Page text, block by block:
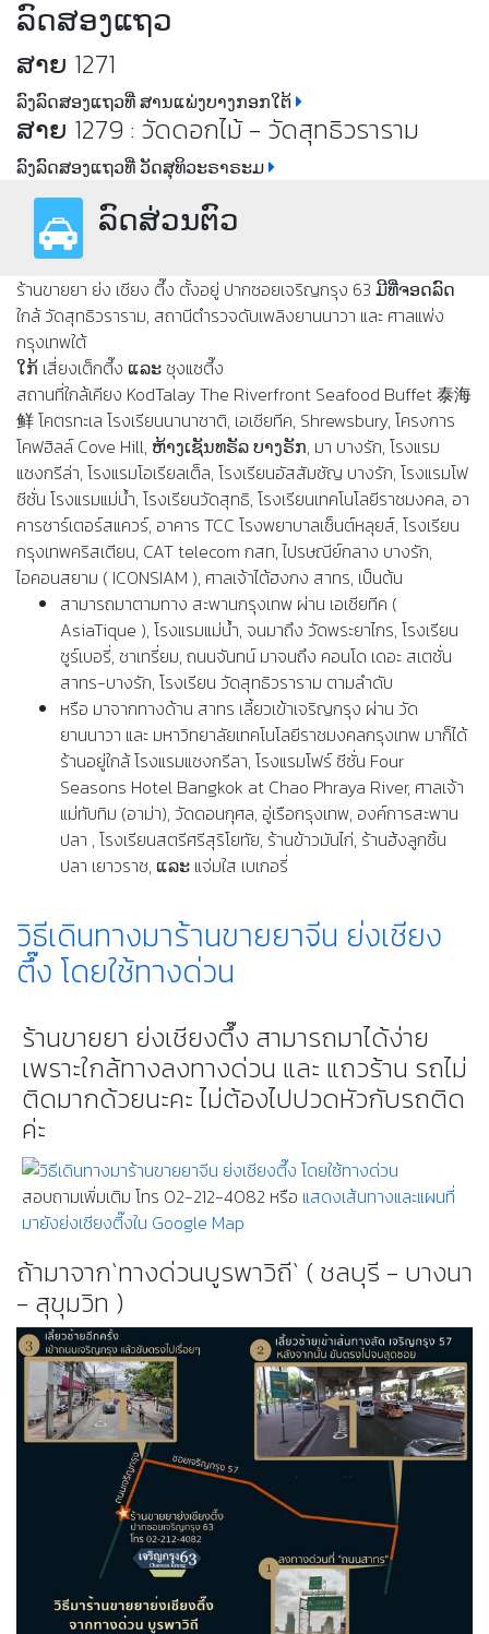
ລົດສອງແຖວ
ສາຍ 1271
ລົງລົດສອງແຖວທີ່ ສານແພ່ງບາງກອກໃຕ້
ສາຍ 1279 : วัดดอกไม้ - วัดสุทธิวราราม
ລົງລົດສອງແຖວທີ່ ວັດສຸທິວະຣາຣະມ
ລົດສ່ວນຕົວ
ร้านขายยา ย่ง เชียง ตึ๊ง ตั้งอยู่ ปากซอยเจริญกรุง 63 ມີທີ່ຈອດລົດ
ใกล้ วัดสุทธิวราราม, สถานีตำรวจดับเพลิงยานนาวา และ ศาลแพ่ง
กรุงเทพใต้
ໃກ້ เสี่ยงเต็กตึ๊ง ແລະ ชุงแซตึ๊ง
สถานที่ใกล้เคียง KodTalay The Riverfront Seafood Buffet 泰海
鲜 โคตรทะเล โรงเรียนนานาชาติ, เอเชียทีค, Shrewsbury, โครงการ
โคฟฮิลล์ Cove Hill, ຫ້າງເຊັນທຣັລ ບາງຣັກ, มา บางรัก, โรงแรม
แชงกรีล่า, โรงแรมโอเรียลเต็ล, โรงเรียนอัสสัมชัญ บางรัก, โรงแรมโฟ
ซีซั่น โรงแรมแม่น้ำ, โรงเรียนวัดสุทธิ, โรงเรียนเทคโนโลยีราชมงคล, อา
คารชาร์เตอร์สแควร์, อาคาร TCC โรงพยาบาลเซ็นต์หลุยส์, โรงเรียน
กรุงเทพคริสเตียน, CAT telecom กสท, ไปรษณีย์กลาง บางรัก,
ไอคอนสยาม ( ICONSIAM ), ศาลเจ้าไต้ฮงกง สาทร, เป็นต้น
สามารถมาตามทาง สะพานกรุงเทพ ผ่าน เอเชียทีค (
AsiaTique ), โรงแรมแม่น้ำ, จนมาถึง วัดพระยาไกร, โรงเรียน
ชูร์เบอรี่, ชาเทรี่ยม, ถนนจันทน์ มาจนถึง คอนโด เดอะ สเตชั่น
สาทร-บางรัก, โรงเรียน วัดสุทธิวราราม ตามลำดับ
หรือ มาจากทางด้าน สาทร เลี้ยวเข้าเจริญกรุง ผ่าน วัด
ยานนาวา และ มหาวิทยาลัยเทคโนโลยีราชมงคลกรุงเทพ มาก็ได้
ร้านอยู่ใกล้ โรงแรมแชงกรีลา, โรงแรมโฟร์ ซีซั่น Four
Seasons Hotel Bangkok at Chao Phraya River, ศาลเจ้า
แม่ทับทิม (อาม่า), วัดดอนกุศล, อู่เรือกรุงเทพ, องค์การสะพาน
ปลา , โรงเรียนสตรีศรีสุริโยทัย, ร้านข้าวมันไก่, ร้านฮ้งลูกชิ้น
ปลา เยาวราช, ແລະ แจ่มใส เบเกอรี่
วิธีเดินทางมาร้านขายยาจีน ย่งเชียง
ตึ๊ง โดยใช้ทางด่วน
ร้านขายยา ย่งเชียงตึ๊ง สามารถมาได้ง่าย
เพราะใกล้ทางลงทางด่วน และ แถวร้าน รถไม่
ติดมากด้วยนะคะ ไม่ต้องไปปวดหัวกับรถติด
ค่ะ
สอบถามเพิ่มเติม โทร 02-212-4082 หรือ แสดงเส้นทางและแผนที่
มายังย่งเชียงตี๊งใน Google Map
ถ้ามาจาก`ทางด่วนบูรพาวิถี` ( ชลบุรี - บางนา
- สุขุมวิท )